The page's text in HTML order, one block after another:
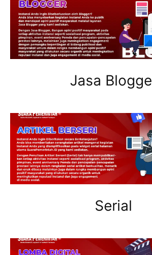
Jasa
Serial